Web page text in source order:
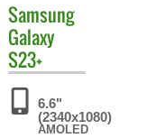
Samsung
Galaxy
S23+
6.6"
(2340x1080)
AMOLED